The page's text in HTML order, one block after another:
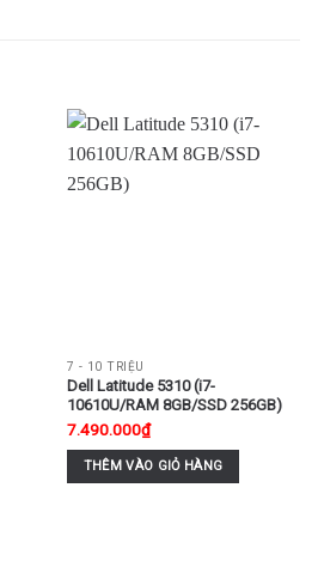
7 - 10 TRIỆU
Dell Latitude 5310 (i7-
10610U/RAM 8GB/SSD 256GB)
7.490.000₫
THÊM VÀO GIỎ HÀNG